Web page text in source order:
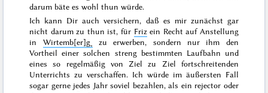
darum bäte es wohl thun würde.
Ich kann Dir auch versichern, daß es mir zunächst gar
nicht darum zu thun ist, für Frizein Recht auf Anstellung
in Wirtemb[er]g˖
zu erwerben, sondern nur ihm den
Vortheil einer solchen streng bestimmten Laufbahn und
eines so regelmäßig von Ziel zu Ziel fortschreitenden
Unterrichts zu verschaffen. Ich würde im äußersten Fall
sogar gerne jedes Jahr soviel bezahlen, als ein rejector oder